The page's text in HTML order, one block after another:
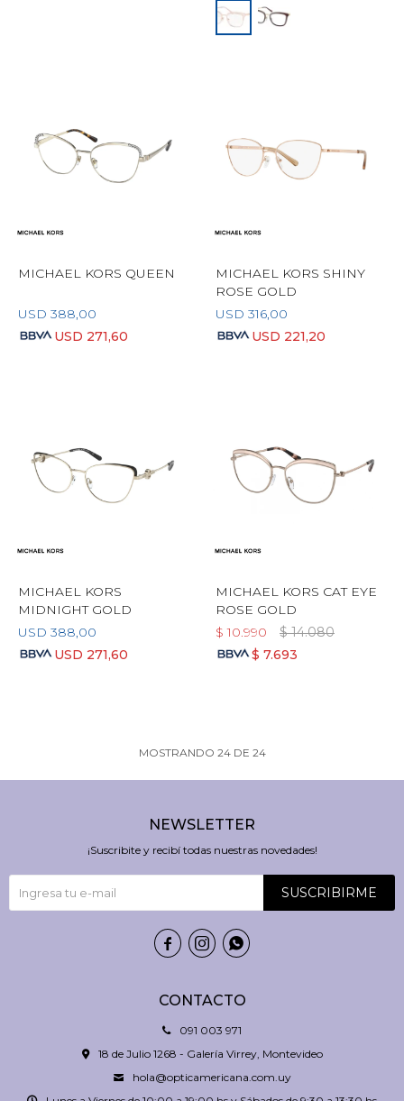
MICHAEL KORS QUEEN
USD 388,00
USD 271,60
MICHAEL KORS SHINY
ROSE GOLD
USD 316,00
USD 221,20
MICHAEL KORS
MIDNIGHT GOLD
USD 388,00
USD 271,60
MICHAEL KORS CAT EYE
ROSE GOLD
$ 10.990 $ 14.080
$ 7.693
MOSTRANDO 24DE 24
CONTACTO
091 003 971
18 de Julio 1268 - Galería Virrey, Montevideo
hola@opticamericana.com.uy
NEWSLETTER
¡Suscribite y recibí todas nuestras novedades!
SUSCRIBIRME
  